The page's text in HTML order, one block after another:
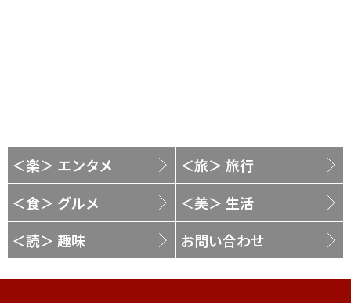
＜楽＞ エンタメ
＜旅＞ 旅行
＜食＞ グルメ
＜美＞ 生活
＜読＞ 趣味
お問い合わせ